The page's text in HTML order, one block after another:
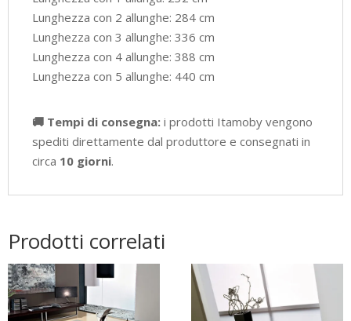
Lunghezza con 2 allunghe: 284 cm
Lunghezza con 3 allunghe: 336 cm
Lunghezza con 4 allunghe: 388 cm
Lunghezza con 5 allunghe: 440 cm
🚚 Tempi di consegna: i prodotti Itamoby vengono
spediti direttamente dal produttore e consegnati in
circa 10 giorni.
Prodotti correlati